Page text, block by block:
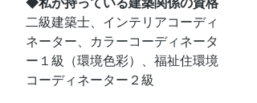
二級建築士、インテリアコーディ
ネーター、カラーコーディネータ
ー１級（環境色彩）、福祉住環境
コーディネーター２級